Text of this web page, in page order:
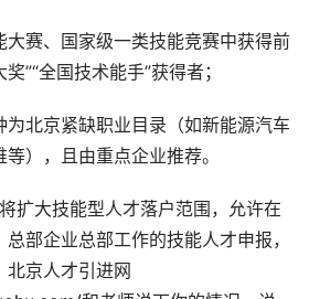
大赛、国家级一类技能竞赛中获得前
”“全国技术能手”获得者；
北京紧缺职业目录（如新能源汽车
），且由重点企业推荐。
扩大技能型人才落户范围，允许在
部企业总部工作的技能人才申报，
北京人才引进网